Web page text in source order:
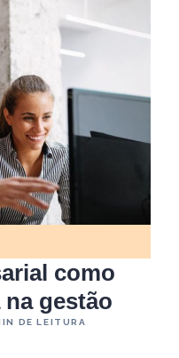
como
gestão
DE LEITURA